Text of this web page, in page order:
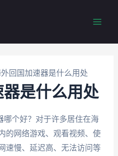
回国加速器是什么用处
是什么用处
哪个好？对于许多居住在海
的网络游戏、观看视频、使
速慢、延迟高、无法访问等